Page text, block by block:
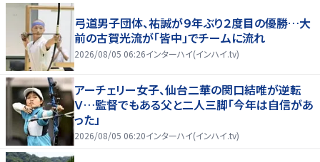
弓道男子団体、祐誠が９年ぶり２度目の優勝…大
前の古賀光流が「皆中」でチームに流れ
2026/08/05 06:26インターハイ(インハイ.tv)
アーチェリー女子、仙台二華の関口結唯が逆転
Ｖ…監督でもある父と二人三脚「今年は自信があ
った」
2026/08/05 06:20インターハイ(インハイ.tv)